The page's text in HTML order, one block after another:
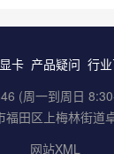
卡 产品疑问 行
(周一到周日
福田区上梅林街道
网站XML